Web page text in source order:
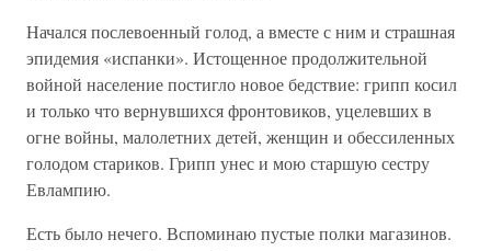
Начался послевоенный голод, а вместе с ним и страшная
эпидемия «испанки». Истощенное продолжительной
войной население постигло новое бедствие: грипп косил
и только что вернувшихся фронтовиков, уцелевших в
огне войны, малолетних детей, женщин и обессиленных
голодом стариков. Грипп унес и мою старшую сестру
Евлампию.
Есть было нечего. Вспоминаю пустые полки магазинов.